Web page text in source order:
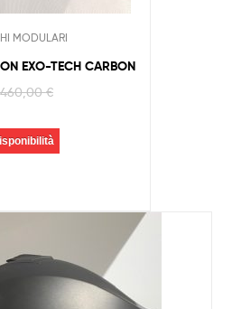
MODULARI
EXO-TECH CARBON
460,00€